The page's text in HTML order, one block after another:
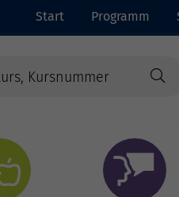
Start Programm